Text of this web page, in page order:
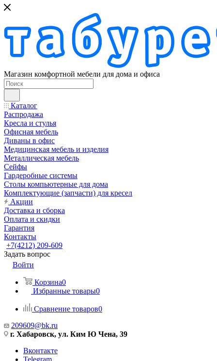
Магазин комфортной мебели для дома и офиса
Каталог
Распродажа
Кресла и стулья
Офисная мебель
Диваны в офис
Медицинская мебель и изделия
Металлическая мебель
Сейфы
Гардеробные системы
Столы компьютерные для дома
Комплектующие (запчасти) для кресел
Акции
Доставка и сборка
Оплата и скидки
Гарантия
Контакты
+7(4212) 209-609
Задать вопрос
Войти
Корзина0
Избранные товары0
Сравнение товаров0
209609@bk.ru
г. Хабаровск, ул. Ким Ю Чена, 39
Вконтакте
Telegram